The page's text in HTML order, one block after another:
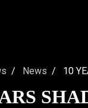
News 10